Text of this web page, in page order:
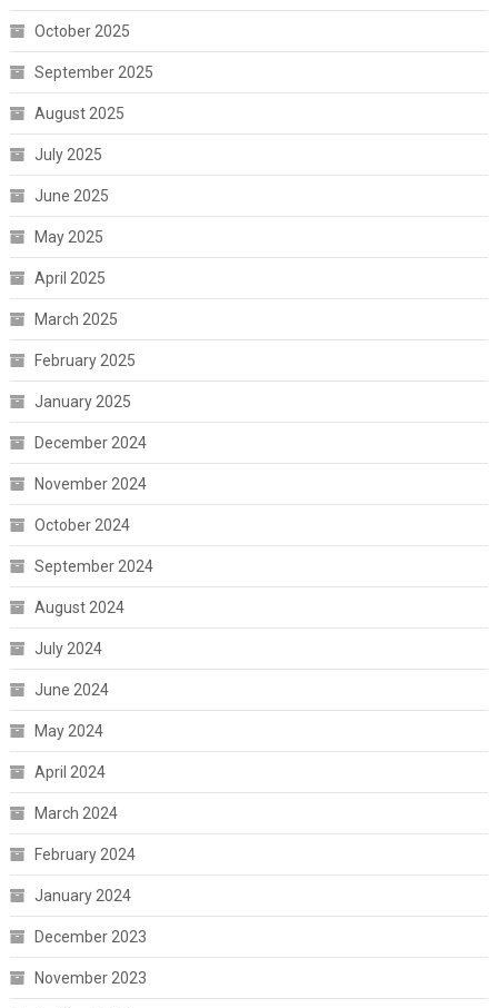
October 2025
September 2025
August 2025
July 2025
June 2025
May 2025
April 2025
March 2025
February 2025
January 2025
December 2024
November 2024
October 2024
September 2024
August 2024
July 2024
June 2024
May 2024
April 2024
March 2024
February 2024
January 2024
December 2023
November 2023